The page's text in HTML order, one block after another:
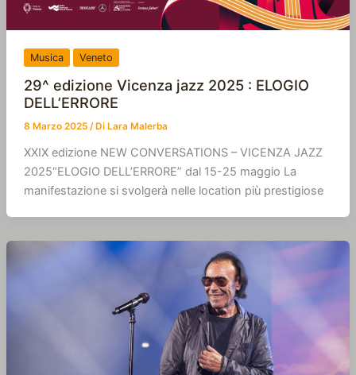
Musica Veneto
29^ edizione Vicenza jazz 2025 : ELOGIO
DELL’ERRORE
8 Marzo 2025 / Di Lara Malerba
XXIX edizione NEW CONVERSATIONS – VICENZA JAZZ
2025“ELOGIO DELL’ERRORE” dal 15-25 maggio La
manifestazione si svolgerà nelle location più prestigiose